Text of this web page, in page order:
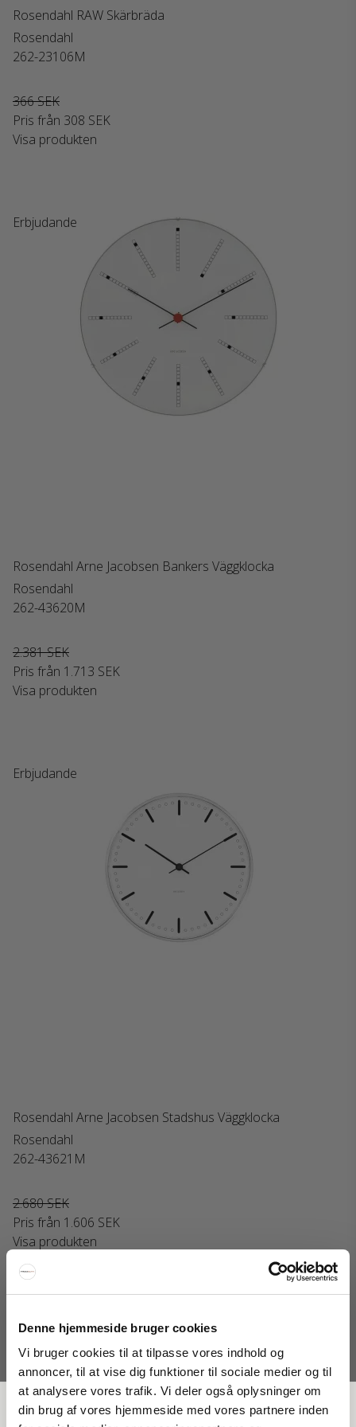
Denne hjemmeside bruger cookies
Vi bruger cookies til at tilpasse vores indhold og
annoncer, til at vise dig funktioner til sociale medier og til
at analysere vores trafik. Vi deler også oplysninger om
din brug af vores hjemmeside med vores partnere inden
Rosendahl RAW Skärbräda
Rosendahl
262-23106M
366 SEK
Pris från 308 SEK
Visa produkten
Erbjudande
Rosendahl Arne Jacobsen Bankers Väggklocka
Rosendahl
262-43620M
2.381 SEK
Pris från 1.713 SEK
Visa produkten
Erbjudande
Rosendahl Arne Jacobsen Stadshus Väggklocka
Rosendahl
262-43621M
2.680 SEK
Pris från 1.606 SEK
Visa produkten
Erbjudande
FÅ 20 % RABATT